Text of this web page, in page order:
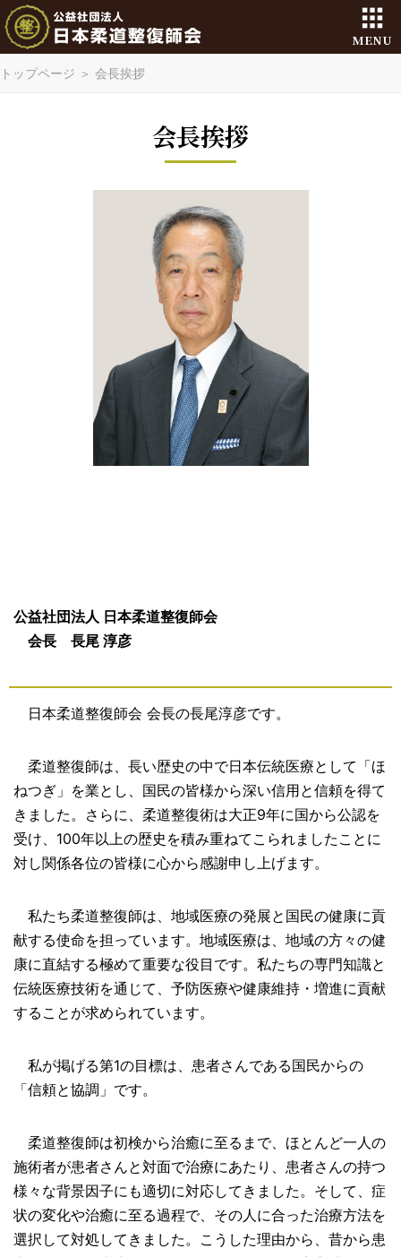
MENU
トップページ ＞ 会長挨拶
会長挨拶
公益社団法人 日本柔道整復師会
会長 長尾 淳彦
日本柔道整復師会 会長の長尾淳彦です。
柔道整復師は、長い歴史の中で日本伝統医療として「ほ
ねつぎ」を業とし、国民の皆様から深い信用と信頼を得て
きました。さらに、柔道整復術は大正9年に国から公認を
受け、100年以上の歴史を積み重ねてこられましたことに
対し関係各位の皆様に心から感謝申し上げます。
私たち柔道整復師は、地域医療の発展と国民の健康に貢
献する使命を担っています。地域医療は、地域の方々の健
康に直結する極めて重要な役目です。私たちの専門知識と
伝統医療技術を通じて、予防医療や健康維持・増進に貢献
することが求められています。
私が掲げる第1の目標は、患者さんである国民からの
「信頼と協調」です。
柔道整復師は初検から治癒に至るまで、ほとんど一人の
施術者が患者さんと対面で治療にあたり、患者さんの持つ
様々な背景因子にも適切に対応してきました。そして、症
状の変化や治癒に至る過程で、その人に合った治療方法を
選択して対処してきました。こうした理由から、昔から患